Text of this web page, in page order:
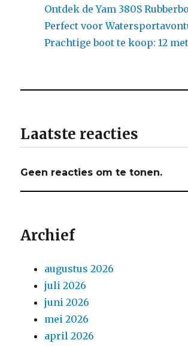
Ontdek de Yam 380S
Perfect voor
Prachtige boot te koop: 12
Laatste reacties
Geen reacties om te tonen.
Archief
augustus 2026
juli 2026
juni 2026
mei 2026
april 2026